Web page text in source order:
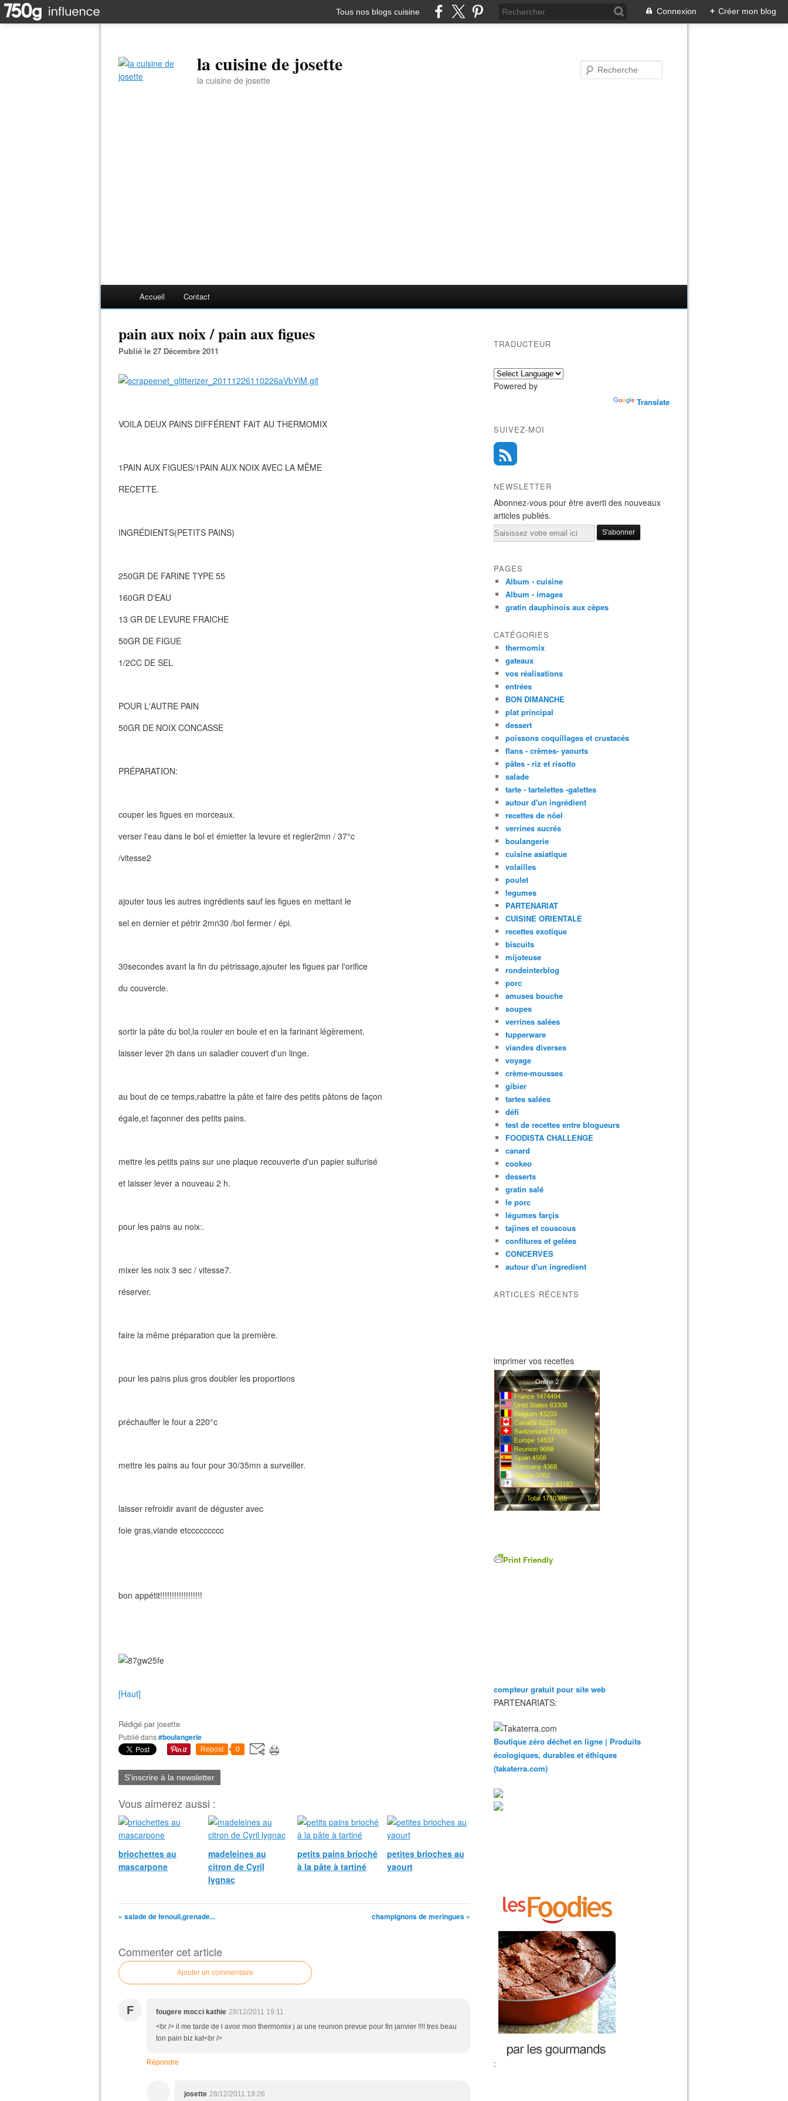
Tous nos blogs cuisine Connexion + Créer mon blog
la cuisine de josette
la cuisine de josette
Accueil Contact
pain aux noix / pain aux figues
Publié le 27 Décembre 2011
VOILA DEUX PAINS DIFFÉRENT FAIT AU THERMOMIX
1PAIN AUX FIGUES/1PAIN AUX NOIX AVEC LA MÊME
RECETTE.
INGRÉDIENTS(PETITS PAINS)
250GR DE FARINE TYPE 55
160GR D'EAU
13 GR DE LEVURE FRAICHE
50GR DE FIGUE
1/2CC DE SEL
POUR L'AUTRE PAIN
50GR DE NOIX CONCASSE
PRÉPARATION:
couper les figues en morceaux.
verser l'eau dans le bol et émietter la levure et regler2mn / 37°c
/vitesse2
ajouter tous les autres ingrédients sauf les figues en mettant le
sel en dernier et pétrir 2mn30 /bol fermer / épi.
30secondes avant la fin du pétrissage,ajouter les figues par l'orifice
du couvercle.
sortir la pâte du bol,la rouler en boule et en la farinant légèrement.
laisser lever 2h dans un saladier couvert d'un linge.
au bout de ce temps,rabattre la pâte et faire des petits pâtons de façon
égale,et façonner des petits pains.
mettre les petits pains sur une plaque recouverte d'un papier sulfurisé
et laisser lever a nouveau 2 h.
pour les pains au noix:.
mixer les noix 3 sec / vitesse7.
réserver.
faire la même préparation que la première.
pour les pains plus gros doubler les proportions
préchauffer le four a 220°c
mettre les pains au four pour 30/35mn a surveiller.
laisser refroidir avant de déguster avec
foie gras,viande etccccccccc
bon appétit!!!!!!!!!!!!!!!!!!
[Haut]
Rédigé parjosette
Publié dans#boulangerie
Repost 0
S'inscrire à la newsletter
Vous aimerez aussi :
briochettes au
mascarpone
madeleines au
citron de Cyril
lygnac
petits pains brioché
à la pâte à tartiné
petites brioches au
yaourt
« salade de fenouil,grenade... champignons de meringues »
Commenter cet article
Ajouter un commentaire
F fougere mocci kathie 28/12/2011 19:11
<br /> il me tarde de l avoir mon thermomix j ai une reunion prevue pour fin janvier !!!! tres beau
ton pain biz kat<br />
Répondre
josette 28/12/2011 19:26
TRADUCTEUR
Powered by
Translate
SUIVEZ-MOI
NEWSLETTER
Abonnez-vous pour être averti des nouveaux
articles publiés.
Email
PAGES
Album - cuisine
Album - images
gratin dauphinois aux cèpes
CATÉGORIES
thermomix
gateaux
vos réalisations
entrées
BON DIMANCHE
plat principal
dessert
poissons coquillages et crustacés
flans - crèmes- yaourts
pâtes - riz et risotto
salade
tarte - tartelettes -galettes
autour d'un ingrédient
recettes de nôel
verrines sucrés
boulangerie
cuisine asiatique
volailles
poulet
legumes
PARTENARIAT
CUISINE ORIENTALE
recettes exotique
biscuits
mijoteuse
rondeinterblog
porc
amuses bouche
soupes
verrines salées
tupperware
viandes diverses
voyage
crème-mousses
gibier
tartes salées
défi
test de recettes entre blogueurs
FOODISTA CHALLENGE
canard
cookeo
desserts
gratin salé
le porc
légumes farçis
tajines et couscous
confitures et gelées
CONCERVES
autour d'un ingredient
ARTICLES RÉCENTS
imprimer vos recettes
Print Friendly
compteur gratuit pour site web
PARTENARIATS:
Boutique zéro déchet en ligne | Produits
écologiques, durables et éthiques
(takaterra.com)
: